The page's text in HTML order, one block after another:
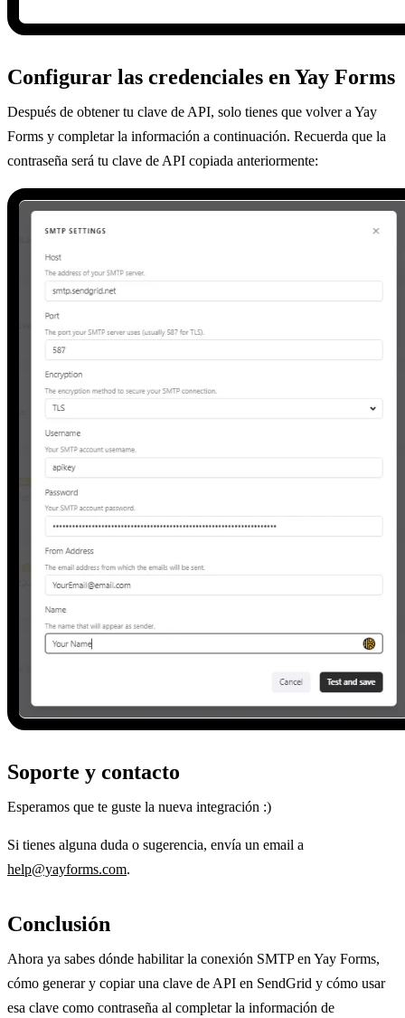
Configurar las credenciales en Yay Forms
Después de obtener tu clave de API, solo tienes que volver a Yay
Forms y completar la información a continuación. Recuerda que la
contraseña será tu clave de API copiada anteriormente:
Soporte y contacto
Esperamos que te guste la nueva integración :)
Si tienes alguna duda o sugerencia, envía un email a
help@yayforms.com.
Conclusión
Ahora ya sabes dónde habilitar la conexión SMTP en Yay Forms,
cómo generar y copiar una clave de API en SendGrid y cómo usar
esa clave como contraseña al completar la información de